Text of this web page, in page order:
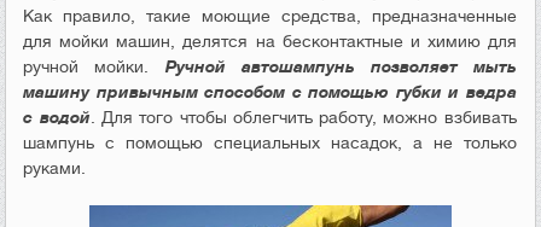
Как правило, такие моющие средства, предназначенные
для мойки машин, делятся на бесконтактные и химию для
ручной мойки. Ручной автошампунь позволяет мыть
машину привычным способом с помощью губки и ведра
с водой . Для того чтобы облегчить работу, можно взбивать
шампунь с помощью специальных насадок, а не только
руками.